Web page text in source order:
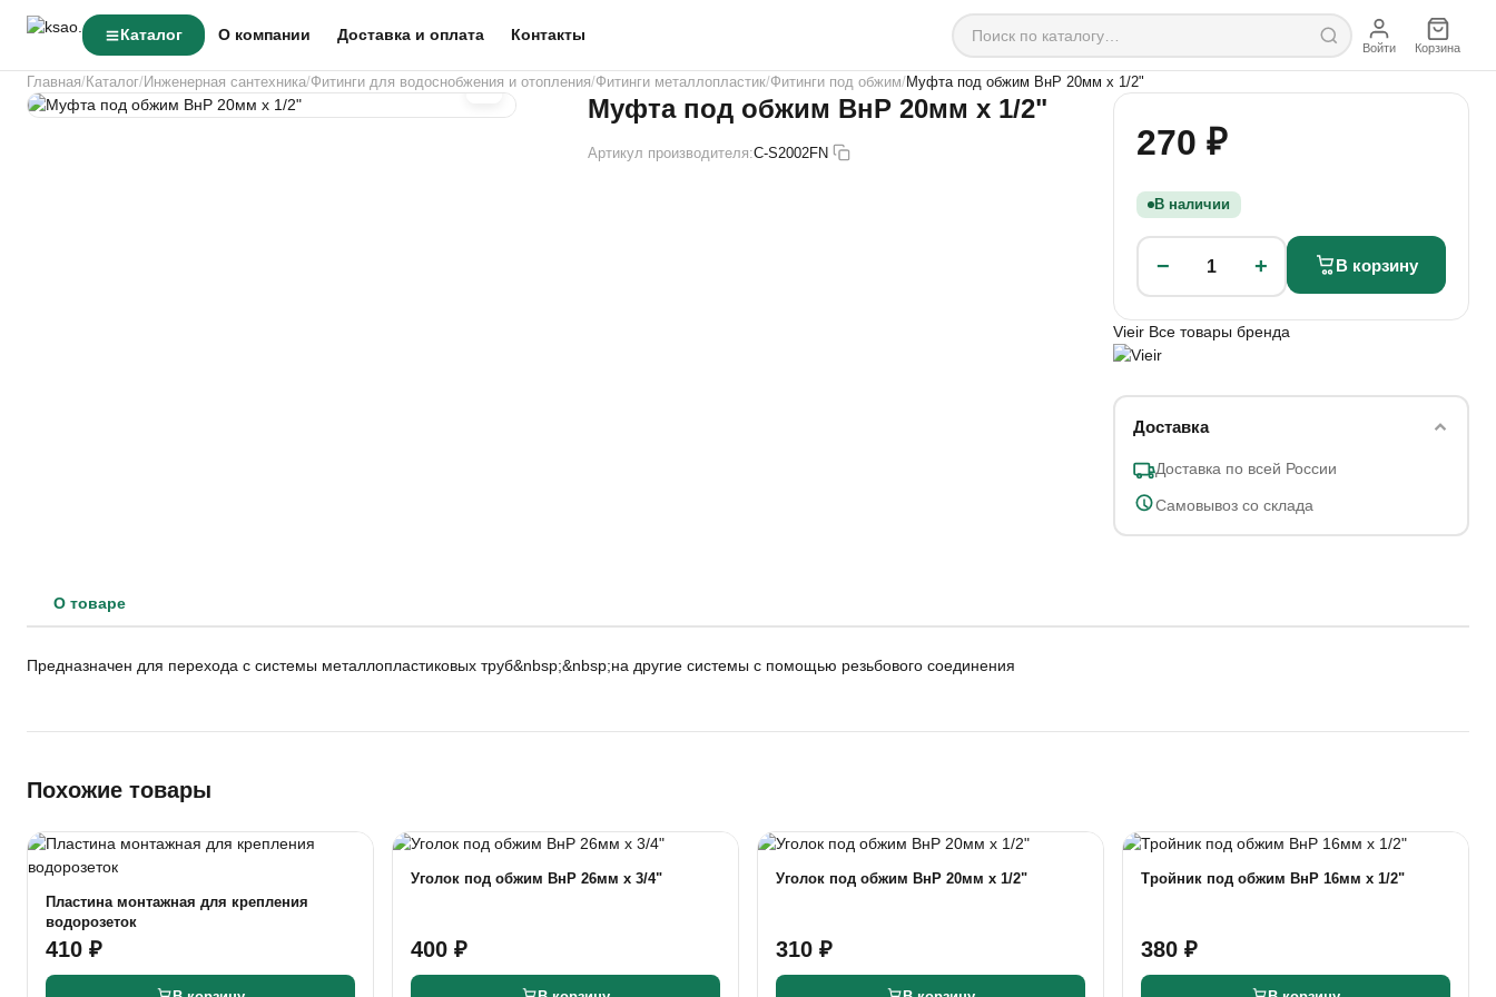
Каталог О компании Доставка и оплата Контакты
Войти Корзина
Главная Каталог Инженерная сантехника Фитинги для водоснобжения и отопления Фитинги металлопластик Фитинги под обжим Муфта под обжим ВнР 20мм х 1/2"
Муфта под обжим ВнР 20мм х 1/2"
Артикул производителя:C-S2002FN 270 ₽
В наличии
− 1 + В корзину
Vieir Все товары бренда
Доставка
Доставка по всей России
Самовывоз со склада
О товаре
Предназначен для перехода с системы металлопластиковых труб&nbsp;&nbsp;на другие системы с помощью резьбового соединения
Похожие товары
Пластина монтажная для крепления
водорозеток
410 ₽
Уголок под обжим ВнР 26мм х 3/4"
400 ₽
Уголок под обжим ВнР 20мм х 1/2"
310 ₽
Тройник под обжим ВнР 16мм х 1/2"
380 ₽